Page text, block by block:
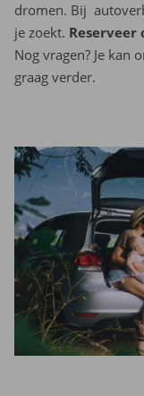
dromen. Bij
je zoekt. Reserveer
Nog vragen? Je kan
graag verder.